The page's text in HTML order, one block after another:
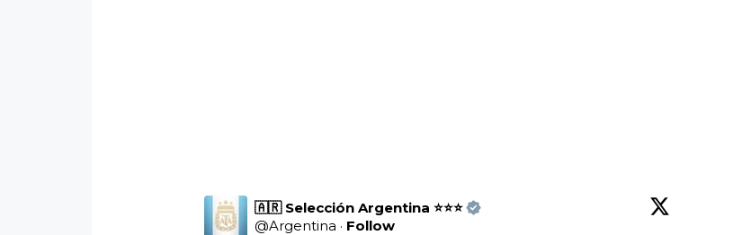
🇦🇷 Selección Argentina ⭐⭐⭐
@Argentina · Follow